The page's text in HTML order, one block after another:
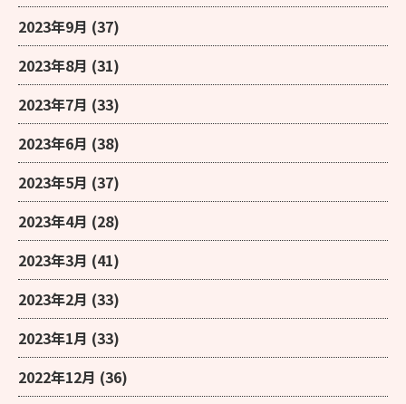
2023年9月 (37)
2023年8月 (31)
2023年7月 (33)
2023年6月 (38)
2023年5月 (37)
2023年4月 (28)
2023年3月 (41)
2023年2月 (33)
2023年1月 (33)
2022年12月 (36)